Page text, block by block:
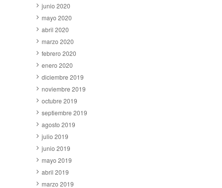
junio 2020
mayo 2020
abril 2020
marzo 2020
febrero 2020
enero 2020
diciembre 2019
noviembre 2019
octubre 2019
septiembre 2019
agosto 2019
julio 2019
junio 2019
mayo 2019
abril 2019
marzo 2019